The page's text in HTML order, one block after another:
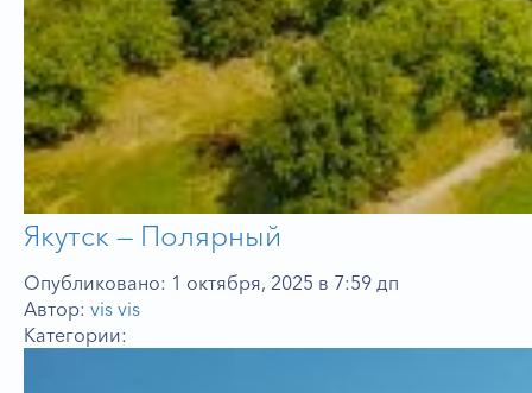
Якутск — Полярный
Опубликовано: 1 октября, 2025 в 7:59 дп
Автор: vis vis
Категории: